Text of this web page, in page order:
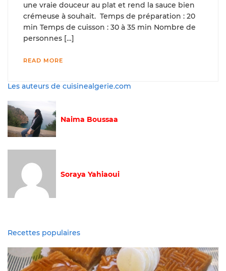
une vraie douceur au plat et rend la sauce bien
crémeuse à souhait. Temps de préparation : 20
min Temps de cuisson : 30 à 35 min Nombre de
personnes […]
READ MORE
Les auteurs de cuisinealgerie.com
Naima Boussaa
Soraya Yahiaoui
Recettes populaires